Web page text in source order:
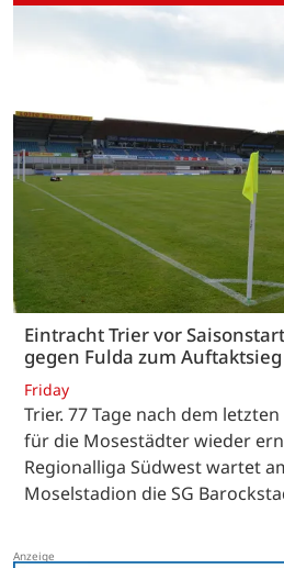
Eintracht Trier vor
gegen Fulda zum Auftaktsieg
Friday
Trier. 77 Tage nach dem
für die Mosestädter wieder
Regionalliga Südwest wartet
Moselstadion die SG